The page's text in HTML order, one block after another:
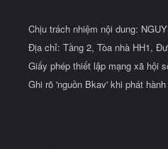
Chịu trách nhiệm nội dung:
Địa chỉ: Tầng 2, Tòa nhà HH1,
Giấy phép thiết lập mạng xã hội
Ghi rõ 'nguồn Bkav' khi phát